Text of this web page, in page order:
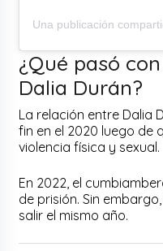
¿Qué pasó
Dalia Durán?
La relación entre Dalia
fin en el 2020 luego de
violencia física y sexual.
En 2022, el
de prisión. Sin
salir el mismo año.